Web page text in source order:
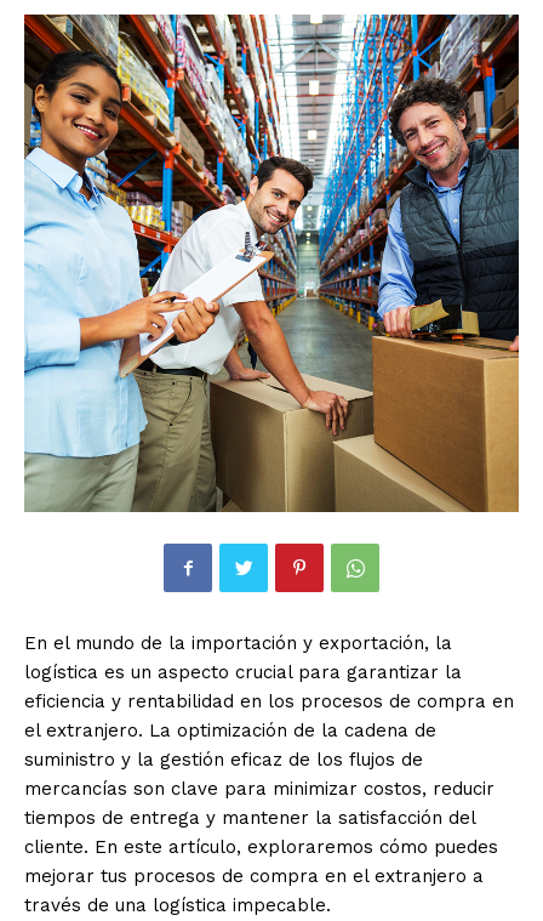
En el mundo de la importación y exportación, la
logística es un aspecto crucial para garantizar la
eficiencia y rentabilidad en los procesos de compra en
el extranjero. La optimización de la cadena de
suministro y la gestión eficaz de los flujos de
mercancías son clave para minimizar costos, reducir
tiempos de entrega y mantener la satisfacción del
cliente. En este artículo, exploraremos cómo puedes
mejorar tus procesos de compra en el extranjero a
través de una logística impecable.